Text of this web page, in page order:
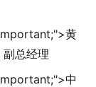
mportant;">黄
副总经理
mportant;">中